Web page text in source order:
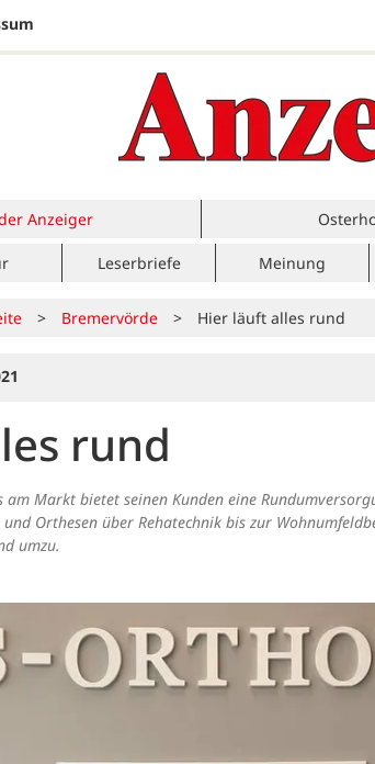
Anzeiger
Leserbriefe Meinung
> Bremervörde > Hier läuft alles rund
rund
am Markt bietet seinen Kunden eine
Orthesen über Rehatechnik bis zur
umzu.